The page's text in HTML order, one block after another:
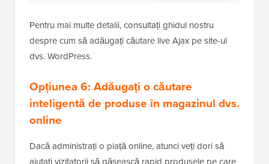
Pentru mai multe detalii, consultați ghidul nostru
despre cum să adăugați căutare live Ajax pe site-ul
dvs. WordPress.
Opțiunea 6: Adăugați o căutare
inteligentă de produse în magazinul dvs.
online
Dacă administrați o piață online, atunci veți dori să